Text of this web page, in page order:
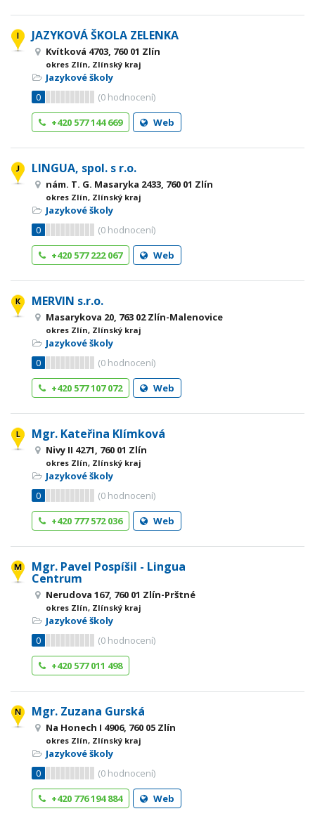
JAZYKOVÁ ŠKOLA ZELENKA
Kvítková 4703, 760 01 Zlín
okres Zlín, Zlínský kraj
Jazykové školy
0
(0 hodnocení)
+420 577 144 669
Web
LINGUA, spol. s r.o.
nám. T. G. Masaryka 2433, 760 01 Zlín
okres Zlín, Zlínský kraj
Jazykové školy
0
(0 hodnocení)
+420 577 222 067
Web
MERVIN s.r.o.
Masarykova 20, 763 02 Zlín-Malenovice
okres Zlín, Zlínský kraj
Jazykové školy
0
(0 hodnocení)
+420 577 107 072
Web
Mgr. Kateřina Klímková
Nivy II 4271, 760 01 Zlín
okres Zlín, Zlínský kraj
Jazykové školy
0
(0 hodnocení)
+420 777 572 036
Web
Mgr. Pavel Pospíšil - Lingua
Centrum
Nerudova 167, 760 01 Zlín-Prštné
okres Zlín, Zlínský kraj
Jazykové školy
0
(0 hodnocení)
+420 577 011 498
Mgr. Zuzana Gurská
Na Honech I 4906, 760 05 Zlín
okres Zlín, Zlínský kraj
Jazykové školy
0
(0 hodnocení)
+420 776 194 884
Web